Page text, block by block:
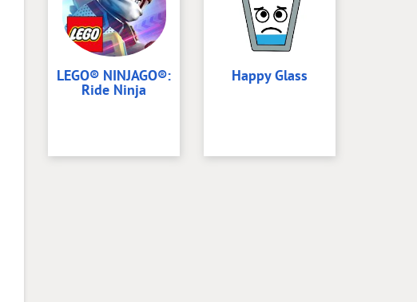
LEGO® NINJAGO®:
Ride Ninja
Happy Glass